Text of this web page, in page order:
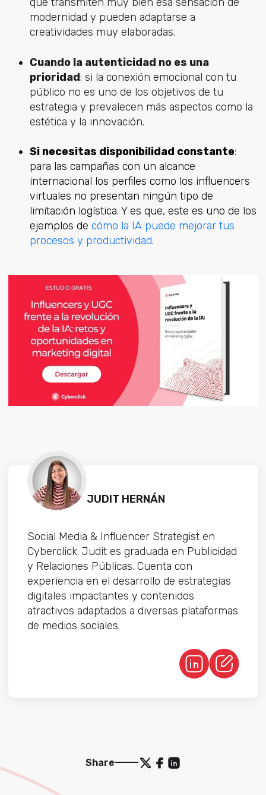
modernidad y pueden adaptarse a
creatividades muy elaboradas.
Cuando la autenticidad no es una
prioridad: si la conexión emocional con tu
público no es uno de los objetivos de tu
estrategia y prevalecen más aspectos como la
estética y la innovación.
Si necesitas disponibilidad constante:
para las campañas con un alcance
internacional los perfiles como los influencers
virtuales no presentan ningún tipo de
limitación logística. Y es que, este es uno de los
ejemplos de cómo la IA puede mejorar tus
procesos y productividad.
JUDIT HERNÁN
Social Media & Influencer Strategist en
Cyberclick. Judit es graduada en Publicidad
y Relaciones Públicas. Cuenta con
experiencia en el desarrollo de estrategias
digitales impactantes y contenidos
atractivos adaptados a diversas plataformas
de medios sociales.
Share